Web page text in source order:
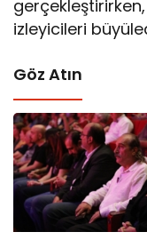
izleyicileri
Göz Atın